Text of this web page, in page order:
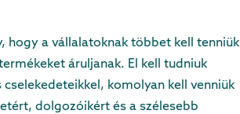
hogy a vállalatoknak többet kell tenniük
áruljanak. El kell tudniuk
komolyan kell venniük
dolgozóikért és a szélesebb